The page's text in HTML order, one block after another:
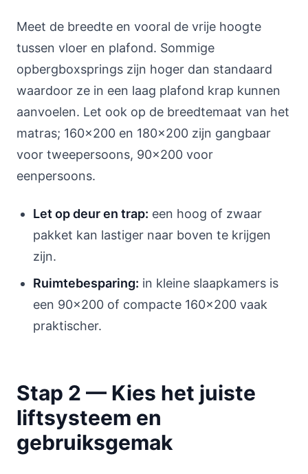
Meet de breedte en vooral de vrije hoogte
tussen vloer en plafond. Sommige
opbergboxsprings zijn hoger dan standaard
waardoor ze in een laag plafond krap kunnen
aanvoelen. Let ook op de breedtemaat van het
matras; 160x200 en 180x200 zijn gangbaar
voor tweepersoons, 90x200 voor
eenpersoons.
Let op deur en trap: een hoog of zwaar
pakket kan lastiger naar boven te krijgen
zijn.
Ruimtebesparing: in kleine slaapkamers is
een 90x200 of compacte 160x200 vaak
praktischer.
Stap 2 — Kies het juiste
liftsysteem en
gebruiksgemak